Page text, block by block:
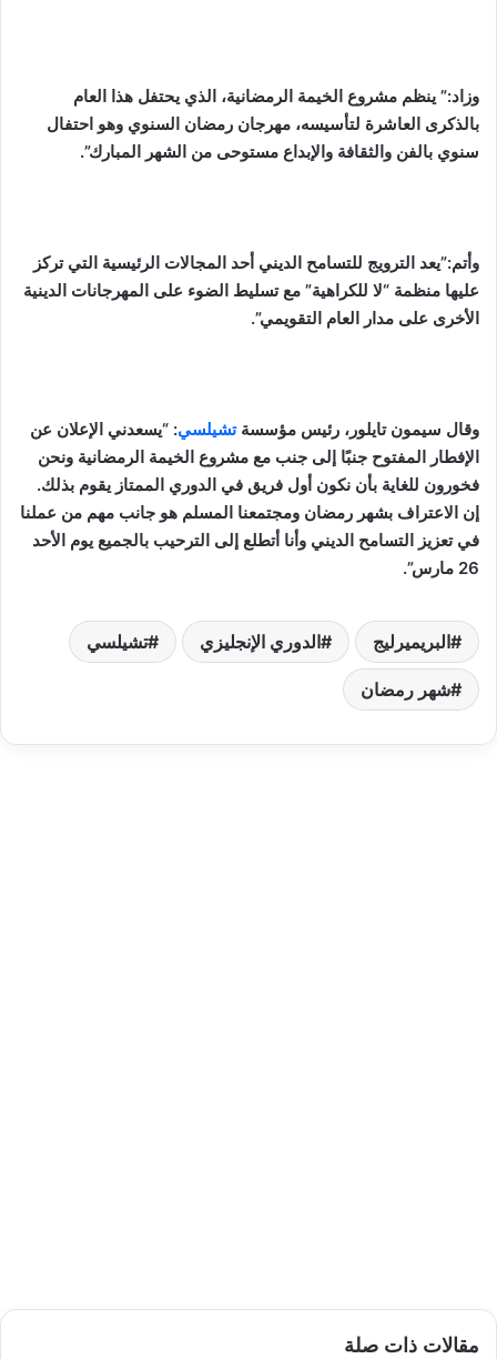
وزاد:” ينظم مشروع الخيمة الرمضانية، الذي يحتفل هذا العام
بالذكرى العاشرة لتأسيسه، مهرجان رمضان السنوي وهو احتفال
سنوي بالفن والثقافة والإبداع مستوحى من الشهر المبارك”.
وأتم:”يعد الترويج للتسامح الديني أحد المجالات الرئيسية التي تركز
عليها منظمة “لا للكراهية” مع تسليط الضوء على المهرجانات الدينية
الأخرى على مدار العام التقويمي”.
وقال سيمون تايلور، رئيس مؤسسةتشيلسي: “يسعدني الإعلان عن
الإفطار المفتوح جنبًا إلى جنب مع مشروع الخيمة الرمضانية ونحن
فخورون للغاية بأن نكون أول فريق في الدوري الممتاز يقوم بذلك.
إن الاعتراف بشهر رمضان ومجتمعنا المسلم هو جانب مهم من عملنا
في تعزيز التسامح الديني وأنا أتطلع إلى الترحيب بالجميع يوم الأحد
26 مارس”.
البريميرليج الدوري الإنجليزي تشيلسي
شهر رمضان
مقالات ذات صلة